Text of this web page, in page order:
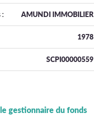
: AMUNDI IMMOBILIER
1978
SCPI00000559
gestionnaire du fonds